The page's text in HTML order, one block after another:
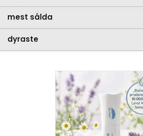
mest sålda
dyraste